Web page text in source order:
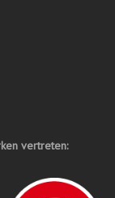
vertreten: